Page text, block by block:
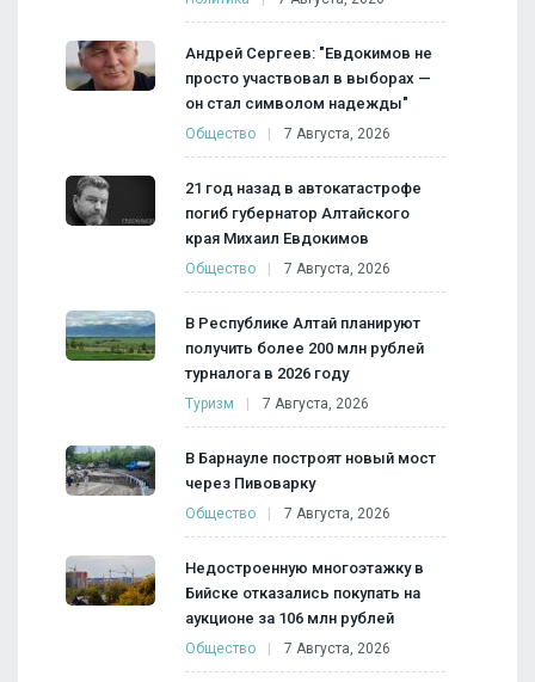
Андрей Сергеев: "Евдокимов не
просто участвовал в выборах —
он стал символом надежды"
Общество 7 Августа, 2026
21 год назад в автокатастрофе
погиб губернатор Алтайского
края Михаил Евдокимов
Общество 7 Августа, 2026
В Республике Алтай планируют
получить более 200 млн рублей
турналога в 2026 году
Туризм 7 Августа, 2026
В Барнауле построят новый мост
через Пивоварку
Общество 7 Августа, 2026
Недостроенную многоэтажку в
Бийске отказались покупать на
аукционе за 106 млн рублей
Общество 7 Августа, 2026